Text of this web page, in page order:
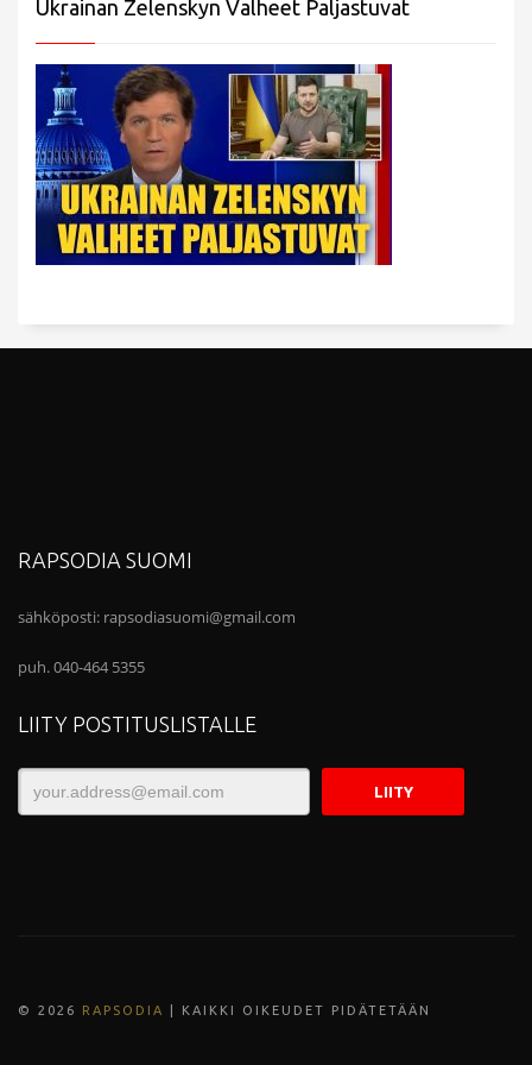
Ukrainan Zelenskyn Valheet Paljastuvat
RAPSODIA SUOMI
sähköposti: rapsodiasuomi@gmail.com
puh. 040-464 5355
LIITY POSTITUSLISTALLE
© 202 6 RAPSODIA | KAIKKI OIKEUDET PIDÄTETÄÄN